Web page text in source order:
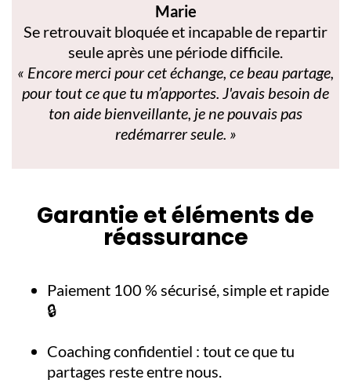
Marie
Se retrouvait bloquée et incapable de repartir
seule après une période difficile.
« Encore merci pour cet échange, ce beau partage,
pour tout ce que tu m’apportes. J'avais besoin de
ton aide bienveillante, je ne pouvais pas
redémarrer seule. »
Garantie et éléments de
réassurance
Paiement 100 % sécurisé, simple et rapide
🔒
Coaching confidentiel : tout ce que tu
partages reste entre nous.